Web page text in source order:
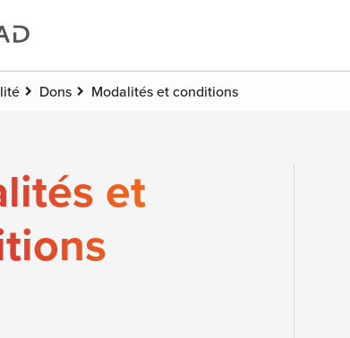
Dons Modalités et conditions
et